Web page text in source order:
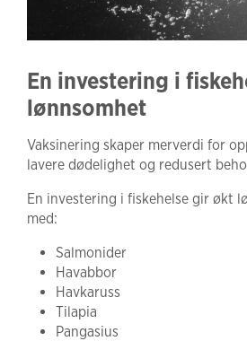
En investering i
lønnsomhet
Vaksinering skaper merverdi for
lavere dødelighet og redusert
En investering i fiskehelse gir økt
med:
Salmonider
Havabbor
Havkaruss
Tilapia
Pangasius